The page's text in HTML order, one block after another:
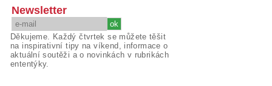
Newsletter
Děkujeme. Každý čtvrtek se můžete těšit
na inspirativní tipy na víkend, informace o
aktuální soutěži a o novinkách v rubrikách
ententýky.